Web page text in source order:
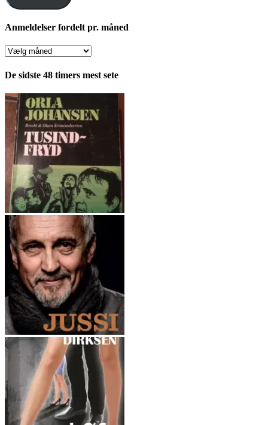
Anmeldelser fordelt pr. måned
Anmeldelser
pr.
De sidste 48 timers mest sete